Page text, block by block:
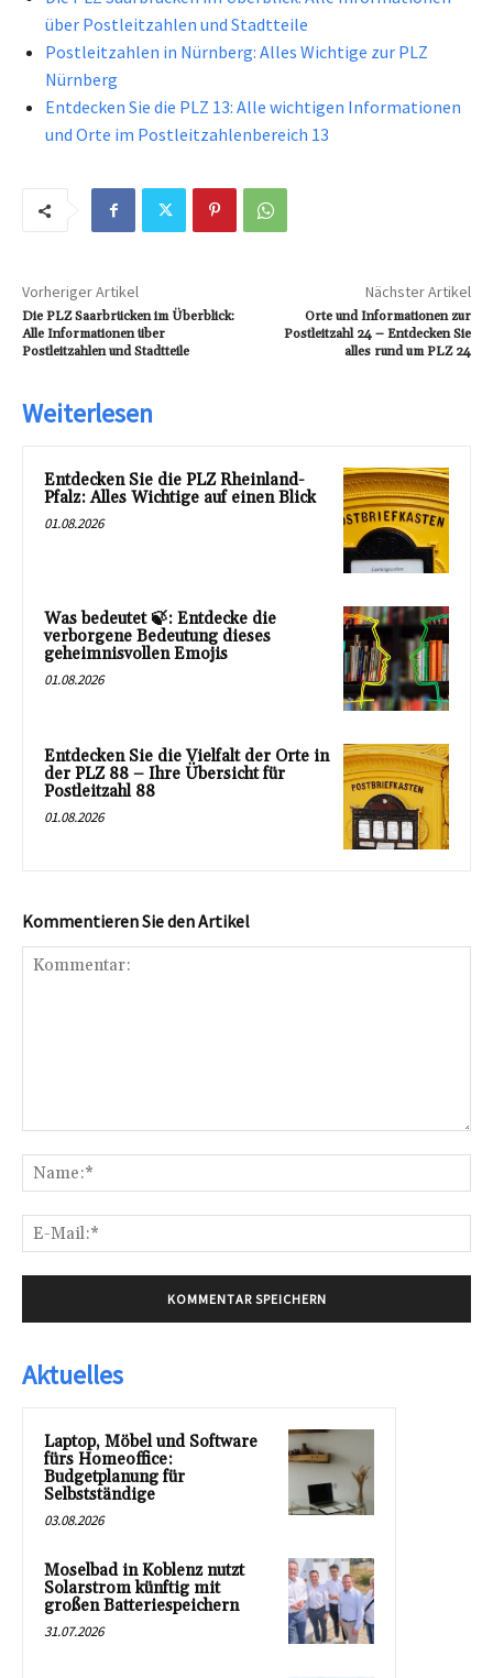
über Postleitzahlen und Stadtteile
Postleitzahlen in Nürnberg: Alles Wichtige zur PLZ
Nürnberg
Entdecken Sie die PLZ 13: Alle wichtigen Informationen
und Orte im Postleitzahlenbereich 13
Vorheriger Artikel
Die PLZ Saarbrücken im Überblick:
Alle Informationen über
Postleitzahlen und Stadtteile
Nächster Artikel
Orte und Informationen zur
Postleitzahl 24 – Entdecken Sie
alles rund um PLZ 24
Weiterlesen
Entdecken Sie die PLZ Rheinland-
Pfalz: Alles Wichtige auf einen Blick
01.08.2026
Was bedeutet 🍃: Entdecke die
verborgene Bedeutung dieses
geheimnisvollen Emojis
01.08.2026
Entdecken Sie die Vielfalt der Orte in
der PLZ 88 – Ihre Übersicht für
Postleitzahl 88
01.08.2026
Kommentieren Sie den Artikel
Aktuelles
Laptop, Möbel und Software
fürs Homeoffice:
Budgetplanung für
Selbstständige
03.08.2026
Moselbad in Koblenz nutzt
Solarstrom künftig mit
großen Batteriespeichern
31.07.2026